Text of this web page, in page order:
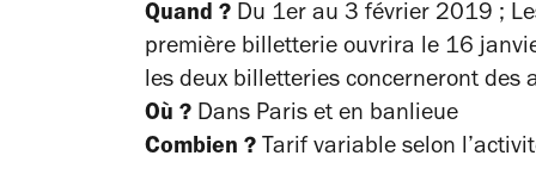
Quand ? Du 1er au 3 février 2019 ;
première billetterie ouvrira le 16
les deux billetteries concerneront des
Où ? Dans Paris et en banlieue
Combien ? Tarif variable selon